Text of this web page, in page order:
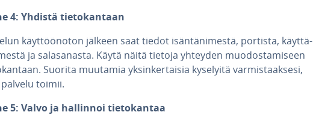
4: Yhdistä tie­to­kan­taan
käyt­töö­no­ton jälkeen saat tiedot isän­tä­ni­mes­tä, portista, käyt­tä­
ja sa­la­sa­nas­ta. Käytä näitä tietoja yhteyden muo­dos­ta­mi­seen
Suorita muutamia yk­sin­ker­tai­sia kyselyitä var­mis­taak­se­si,
toimii.
5: Valvo ja hallinnoi tie­to­kan­taa